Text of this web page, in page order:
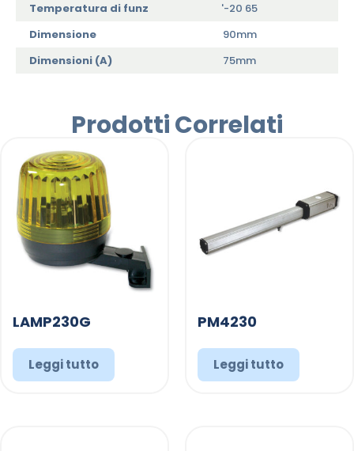
Temperatura di funz
'-20 65
Dimensione
90mm
Dimensioni (A)
75mm
Prodotti Correlati
LAMP230G
Leggi tutto
PM4230
Leggi tutto